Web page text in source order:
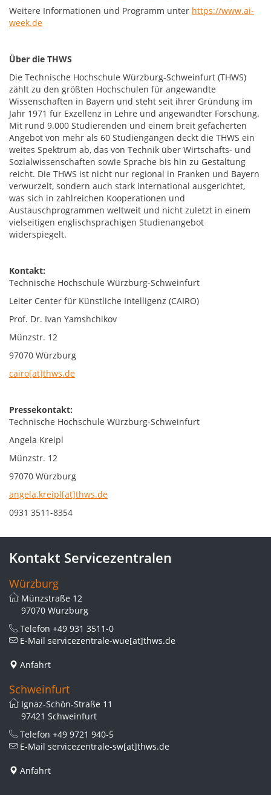
Weitere Informationen und Programm unter https://www.ai-
week.de
Über die THWS
Die Technische Hochschule Würzburg-Schweinfurt (THWS)
zählt zu den größten Hochschulen für angewandte
Wissenschaften in Bayern und steht seit ihrer Gründung im
Jahr 1971 für Exzellenz in Lehre und angewandter Forschung.
Mit rund 9.000 Studierenden und einem breit gefächerten
Angebot von mehr als 60 Studiengängen deckt die THWS ein
weites Spektrum ab, das von Technik über Wirtschafts- und
Sozialwissenschaften sowie Sprache bis hin zu Gestaltung
reicht. Die THWS ist nicht nur regional in Franken und Bayern
verwurzelt, sondern auch stark international ausgerichtet,
was sich in zahlreichen Kooperationen und
Austauschprogrammen weltweit und nicht zuletzt in einem
vielseitigen englischsprachigen Studienangebot
widerspiegelt.
Kontakt:
Technische Hochschule Würzburg-Schweinfurt
Leiter Center für Künstliche Intelligenz (CAIRO)
Prof. Dr. Ivan Yamshchikov
Münzstr. 12
97070 Würzburg
cairo[at]thws.de
Pressekontakt:
Technische Hochschule Würzburg-Schweinfurt
Angela Kreipl
Münzstr. 12
97070 Würzburg
angela.kreipl[at]thws.de
0931 3511-8354
Kontakt Servicezentralen
Würzburg
Münzstraße 12
97070 Würzburg
Telefon +49 931 3511-0
E-Mail servicezentrale-wue[at]thws.de
Anfahrt
Schweinfurt
Ignaz-Schön-Straße 11
97421 Schweinfurt
Telefon +49 9721 940-5
E-Mail servicezentrale-sw[at]thws.de
Anfahrt